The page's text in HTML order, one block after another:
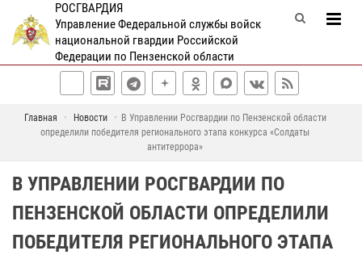
РОСГВАРДИЯ
Управление Федеральной службы войск
национальной гвардии Российской
Федерации по Пензенской области
Главная Новости
В Управлении Росгвардии по Пензенской области
определили победителя регионального этапа конкурса «Солдаты
антитеррора»
В УПРАВЛЕНИИ РОСГВАРДИИ ПО
ПЕНЗЕНСКОЙ ОБЛАСТИ ОПРЕДЕЛИЛИ
ПОБЕДИТЕЛЯ РЕГИОНАЛЬНОГО ЭТАПА